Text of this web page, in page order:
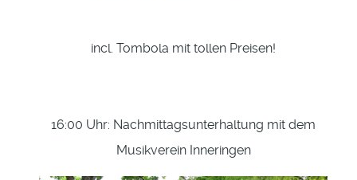
incl. Tombola mit tollen Preisen!
16:00 Uhr: Nachmittagsunterhaltung mit dem
Musikverein Inneringen